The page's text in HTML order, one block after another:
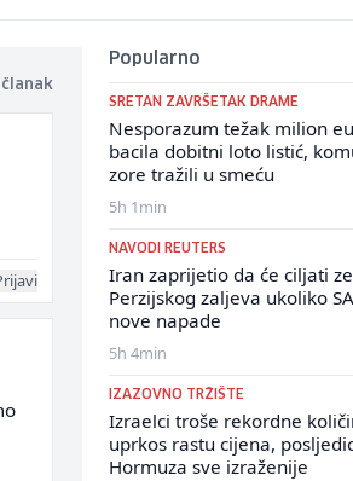
Popularno
SRETAN ZAVRŠETAK DRAME
Nesporazum težak milion
bacila dobitni loto listić,
zore tražili u smeću
5h 1min
NAVODI REUTERS
Iran zaprijetio da će ciljati
Perzijskog zaljeva ukoliko
nove napade
5h 4min
IZAZOVNO TRŽIŠTE
Izraelci troše rekordne
uprkos rastu cijena,
Hormuza sve izraženije